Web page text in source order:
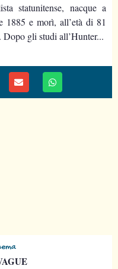
statunitense, nacque a
1885 e morì, all’età di 81
gli studi all’Hunter...